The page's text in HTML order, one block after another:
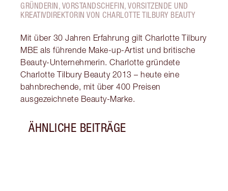
GRÜNDERIN, VORSTANDSCHEFIN, VORSITZENDE UND
KREATIVDIREKTORIN VON CHARLOTTE TILBURY BEAUTY
Mit über 30 Jahren Erfahrung gilt Charlotte Tilbury
MBE als führende Make-up-Artist und britische
Beauty-Unternehmerin. Charlotte gründete
Charlotte Tilbury Beauty 2013 – heute eine
bahnbrechende, mit über 400 Preisen
ausgezeichnete Beauty-Marke.
ÄHNLICHE BEITRÄGE